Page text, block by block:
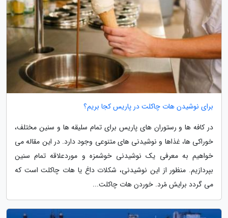
برای نوشیدن هات چاکلت در پاریس کجا بریم؟
در کافه ها و رستوران های پاریس برای تمام سلیقه ها و سنین مختلف،
خوراکی ها، غذاها و نوشیدنی های متنوعی وجود دارد. در این مقاله می
خواهیم به معرفی یک نوشیدنی خوشمزه و موردعلاقه تمام سنین
بپردازیم. منظور از این نوشیدنی، شکلات داغ یا هات چاکلت است که
می گردد برایش مُرد. خوردن هات چاکلت...